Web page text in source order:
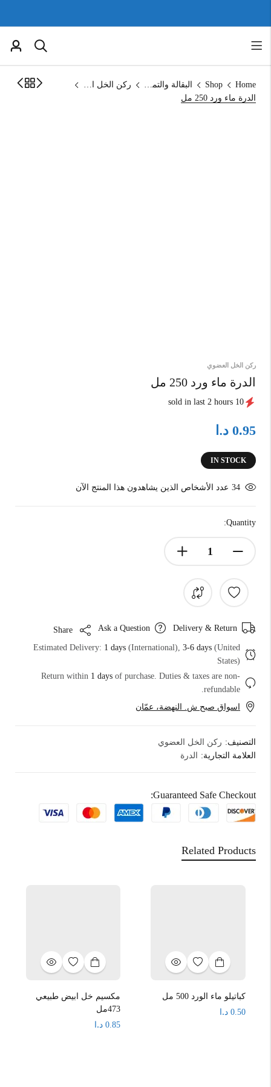
Home
Shop البقالة والتموين
ركن الخل العضوي
الدرة ماء ورد 250 مل
ركن الخل العضوي
الدرة ماء ورد 250 مل
10 sold in last 2 hours
0.95 د.ا
IN STOCK
34 عدد الأشخاص الذين يشاهدون هذا المنتج الآن
Quantity:
Delivery & Return
Ask a Question
Estimated Delivery: 1 days (International), 3-6 days (United
States)
Return within 1 days of purchase. Duties & taxes are non-
refundable.
اسواق صبح ش. النهضة، عمّان
التصنيف: ركن الخل العضوي
العلامة التجارية:
الدرة
Guaranteed Safe Checkout:
Related Products
كباتيلو ماء الورد 500 مل
0.50 د.ا
مكسيم خل ابيض طبيعي
473مل
0.85 د.ا